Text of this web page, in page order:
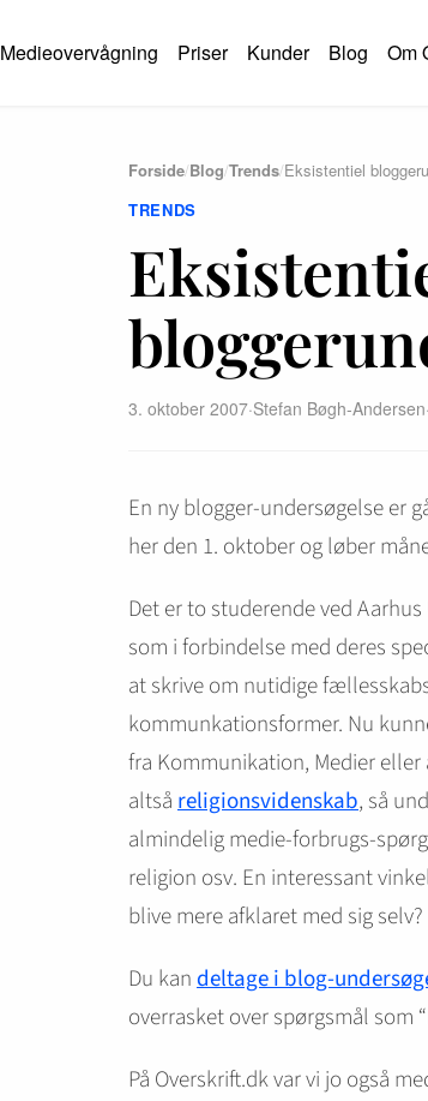
Medieovervågning Priser Kunder Blog Om
Forside/Blog/Trends/Eksistentiel
TRENDS
3. oktober 2007·Stefan Bøgh-Andersen·
En ny blogger-undersøgelse er
her den 1. oktober og løber
Det er to studerende ved
som i forbindelse med deres
at skrive om nutidige
kommunkationsformer. Nu
fra Kommunikation, Medier
altsåreligionsvidenskab, så
almindelig medie-forbrugs-
religion osv. En interessant
blive mere afklaret med sig selv?
Du kandeltage i blog-
overrasket over spørgsmål som
På Overskrift.dk var vi jo også